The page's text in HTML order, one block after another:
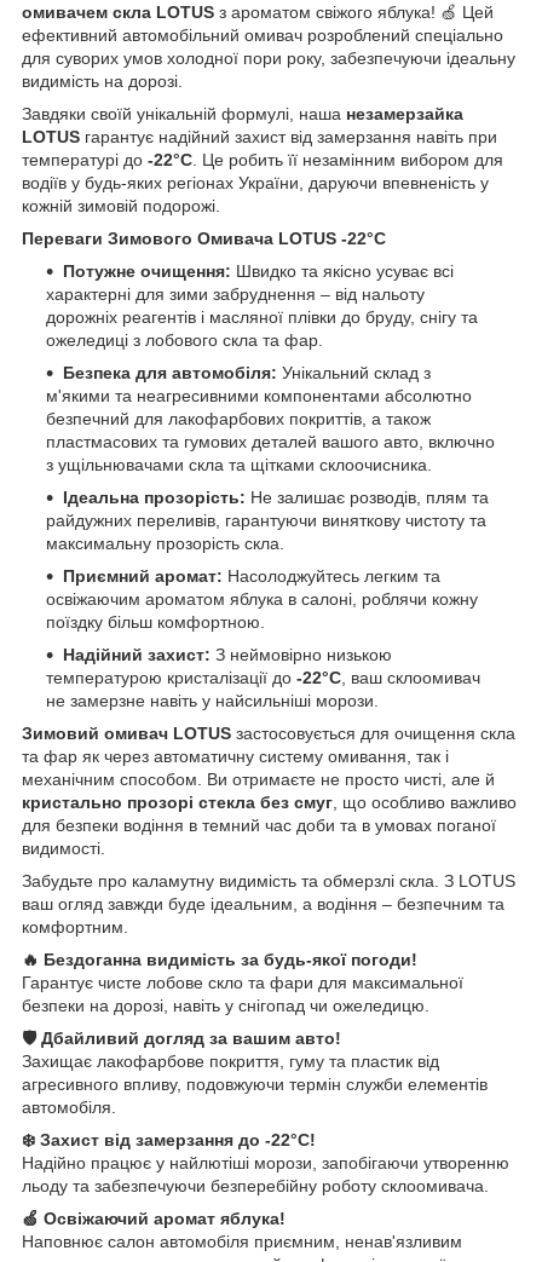
омивачем скла LOTUS з ароматом свіжого яблука! 🍏 Цей
ефективний автомобільний омивач розроблений спеціально
для суворих умов холодної пори року, забезпечуючи ідеальну
видимість на дорозі.
Завдяки своїй унікальній формулі, наша незамерзайка
LOTUS гарантує надійний захист від замерзання навіть при
температурі до -22°C . Це робить її незамінним вибором для
водіїв у будь-яких регіонах України, даруючи впевненість у
кожній зимовій подорожі.
Переваги Зимового Омивача LOTUS -22°C
Потужне очищення: Швидко та якісно усуває всі
характерні для зими забруднення – від нальоту
дорожніх реагентів і масляної плівки до бруду, снігу та
ожеледиці з лобового скла та фар.
Безпека для автомобіля: Унікальний склад з
м'якими та неагресивними компонентами абсолютно
безпечний для лакофарбових покриттів, а також
пластмасових та гумових деталей вашого авто, включно
з ущільнювачами скла та щітками склоочисника.
Ідеальна прозорість: Не залишає розводів, плям та
райдужних переливів, гарантуючи виняткову чистоту та
максимальну прозорість скла.
Приємний аромат: Насолоджуйтесь легким та
освіжаючим ароматом яблука в салоні, роблячи кожну
поїздку більш комфортною.
Надійний захист: З неймовірно низькою
температурою кристалізації до -22°C , ваш склоомивач
не замерзне навіть у найсильніші морози.
Зимовий омивач LOTUS застосовується для очищення скла
та фар як через автоматичну систему омивання, так і
механічним способом. Ви отримаєте не просто чисті, але й
кристально прозорі стекла без смуг , що особливо важливо
для безпеки водіння в темний час доби та в умовах поганої
видимості.
Забудьте про каламутну видимість та обмерзлі скла. З LOTUS
ваш огляд завжди буде ідеальним, а водіння – безпечним та
комфортним.
🔥 Бездоганна видимість за будь-якої погоди!
Гарантує чисте лобове скло та фари для максимальної
безпеки на дорозі, навіть у снігопад чи ожеледицю.
🛡️ Дбайливий догляд за вашим авто!
Захищає лакофарбове покриття, гуму та пластик від
агресивного впливу, подовжуючи термін служби елементів
автомобіля.
❄️ Захист від замерзання до -22°C!
Надійно працює у найлютіші морози, запобігаючи утворенню
льоду та забезпечуючи безперебійну роботу склоомивача.
🍏 Освіжаючий аромат яблука!
Наповнює салон автомобіля приємним, ненав'язливим